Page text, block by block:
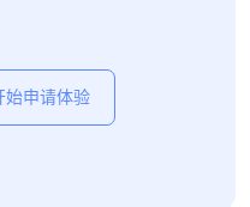
始申请体验